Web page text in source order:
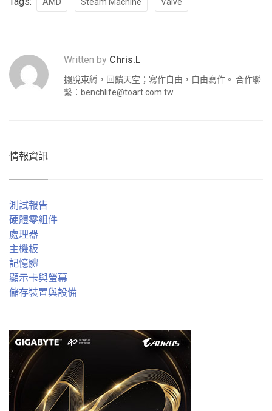
AMD Steam Machine Valve
Written by Chris.L
擺脫束縛，回饋天空；寫作自由，自由寫作。 合作聯
繫： benchlife@toart.com.tw
情報資訊
測試報告
硬體零組件
處理器
主機板
記憶體
顯示卡與螢幕
儲存裝置與設備